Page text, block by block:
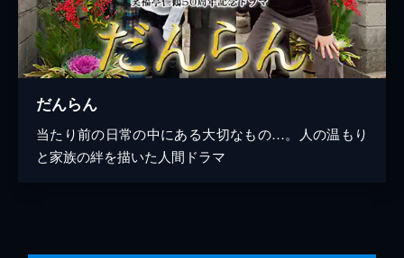
だんらん
当たり前の日常の中にある大切なもの…。人の温もり
と家族の絆を描いた人間ドラマ